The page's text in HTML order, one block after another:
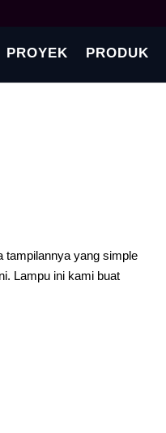
PROYEK PRODUK
tampilannya yang simple
Lampu ini kami buat